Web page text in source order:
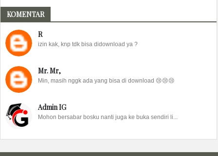
KOMENTAR
R
izin kak, knp tdk bisa didownload ya ?
Mr. Mr,
Min, masih nggk ada yang bisa di download 😢😢😢
Admin IG
Mohon bersabar bosku nanti juga ke buka sendiri li...